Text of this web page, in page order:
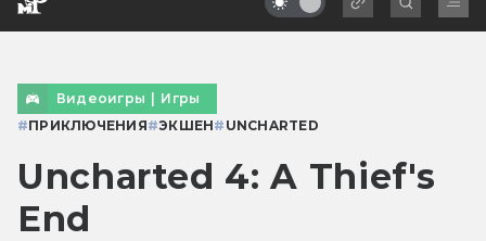
Видеоигры | Игры
#ПРИКЛЮЧЕНИЯ#ЭКШЕН# UNCHARTED
Uncharted 4: A Thief's
End